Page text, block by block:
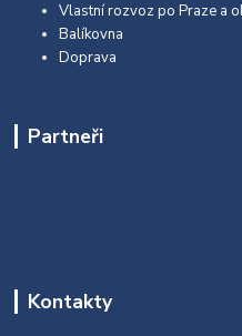
Vlastní rozvoz po Praze a
Balíkovna
Doprava
Partneři
Kontakty